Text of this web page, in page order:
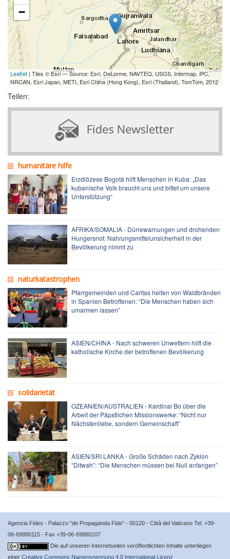
−
Leaflet | Tiles © Esri — Source: Esri, DeLorme, NAVTEQ, USGS, Intermap, iPC,
NRCAN, Esri Japan, METI, Esri China (Hong Kong), Esri (Thailand), TomTom, 2012
Teilen:
humanitäre hilfe
Erzdiözese Bogotá hilft Menschen in Kuba: „Das
kubanische Volk braucht uns und bittet um unsere
Unterstützung“
AFRIKA/SOMALIA - Dürrewarnungen und drohenden
Hungersnot: Nahrungsmittelunsicherheit in der
Bevölkerung nimmt zu
naturkatastrophen
Pfarrgemeinden und Caritas helfen von Waldbränden
in Spanien Betroffenen: “Die Menschen haben sich
umarmen lassen”
ASIEN/CHINA - Nach schweren Unwettern hilft die
katholische Kirche der betroffenen Bevölkerung
solidarietät
OZEANIEN/AUSTRALIEN - Kardinal Bo über die
Arbeit der Päpstlichen Missionswerke: “Nicht nur
Nächstenliebe, sondern Gemeinschaft”
ASIEN/SRI LANKA - Große Schäden nach Zyklon
“Ditwah”: “Die Menschen müssen bei Null anfangen”
Agenzia Fides - Palazzo “de Propaganda Fide” - 00120 - Città del Vaticano Tel. +39-
06-69880115 - Fax +39-06-69880107
Die auf unseren Internetseiten veröffentlichten Inhalte unterliegen
einer Creative Commons Namensnennung 4.0 International Lizenz